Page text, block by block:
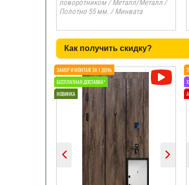
поворотником / Металл/Металл /
Полотно 55 мм. / Минвата
Как получить скидку?